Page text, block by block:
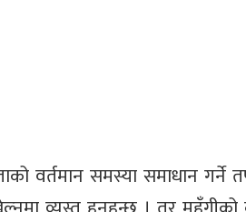
वर्तमान समस्या समाधान गर्ने